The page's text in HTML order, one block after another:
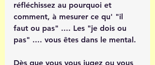
réfléchissez au pourquoi et
comment, à mesurer ce qu' "il
faut ou pas" .... Les "je dois ou
pas" .... vous êtes dans le mental.
Dès que vous vous jugez ou vous